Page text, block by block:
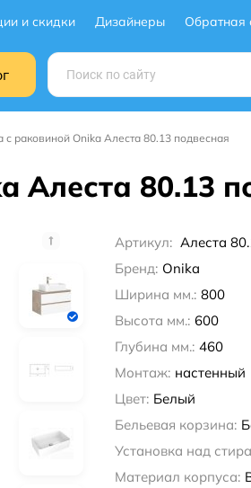
и скидки Дизайнеры Обратная
с раковиной Onika Алеста 80.13 подвесная
Алеста 80.13
Артикул: Алеста
Бренд: Onika
Ширина мм.: 800
Высота мм.: 600
Глубина мм.: 460
Монтаж: настенный
Цвет: Белый
Бельевая корзина:
Установка над
Материал корпуса: